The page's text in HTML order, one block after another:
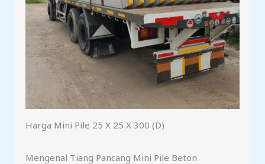
Harga Mini Pile 25 X 25 X 300 (D)
Mengenal Tiang Pancang Mini Pile Beton